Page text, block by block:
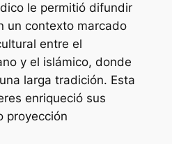
le permitió difundir
un contexto marcado
entre el
y el islámico, donde
larga tradición. Esta
enriqueció sus
proyección